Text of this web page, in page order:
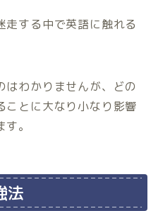
走する中で英語に触れる
はわかりませんが、どの
ことに大なり小なり影響
。
法